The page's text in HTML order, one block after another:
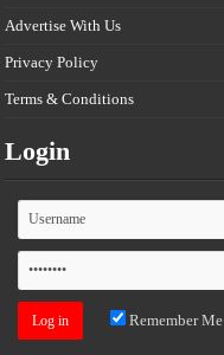
Advertise With Us
Privacy Policy
Terms & Conditions
Login
Remember Me